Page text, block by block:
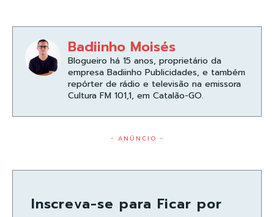
Badiinho Moisés
Blogueiro há 15 anos, proprietário da
empresa Badiinho Publicidades, e também
repórter de rádio e televisão na emissora
Cultura FM 101,1, em Catalão-GO.
- ANÚNCIO -
Inscreva-se para Ficar por